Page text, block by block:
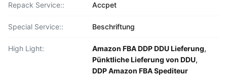
Repack Service:: Accpet
Special Service:: Beschriftung
High Light: Amazon FBA DDP DDU Lieferung,
Pünktliche Lieferung von DDU,
DDP Amazon FBA Spediteur